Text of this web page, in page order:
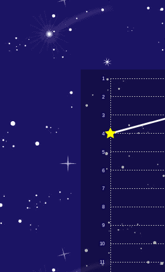
11
10
9
8
7
6
5
4
3
2
1